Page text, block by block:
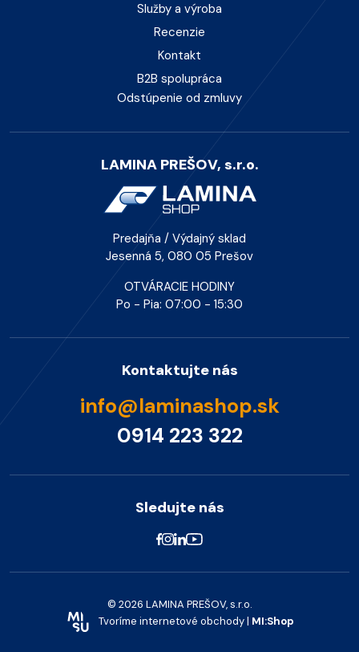
Služby a výroba
Recenzie
Kontakt
B2B spolupráca
Odstúpenie od zmluvy
LAMINA PREŠOV, s.r.o.
Predajňa / Výdajný sklad
Jesenná 5, 080 05 Prešov
OTVÁRACIE HODINY
Po - Pia: 07:00 - 15:30
Kontaktujte nás
info@laminashop.sk
0914 223 322
Sledujte nás
© 2026 LAMINA PREŠOV, s.r.o.
Tvoríme internetové obchody | MI:Shop